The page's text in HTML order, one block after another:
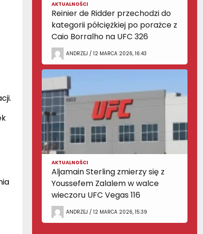
AKTUALNOŚCI
Reinier de Ridder przechodzi do
kategorii półciężkiej po porażce z
Caio Borralho na UFC 326
ANDRZEJ / 12 MARCA 2026, 16:43
AKTUALNOŚCI
Aljamain Sterling zmierzy się z
Youssefem Zalalem w walce
wieczoru UFC Vegas 116
ANDRZEJ / 12 MARCA 2026, 15:39